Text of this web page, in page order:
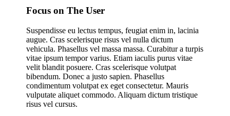
Focus on The User
Suspendisse eu lectus tempus, feugiat enim in, lacinia
augue. Cras scelerisque risus vel nulla dictum
vehicula. Phasellus vel massa massa. Curabitur a turpis
vitae ipsum tempor varius. Etiam iaculis purus vitae
velit blandit posuere. Cras scelerisque volutpat
bibendum. Donec a justo sapien. Phasellus
condimentum volutpat ex eget consectetur. Mauris
vulputate aliquet commodo. Aliquam dictum tristique
risus vel cursus.